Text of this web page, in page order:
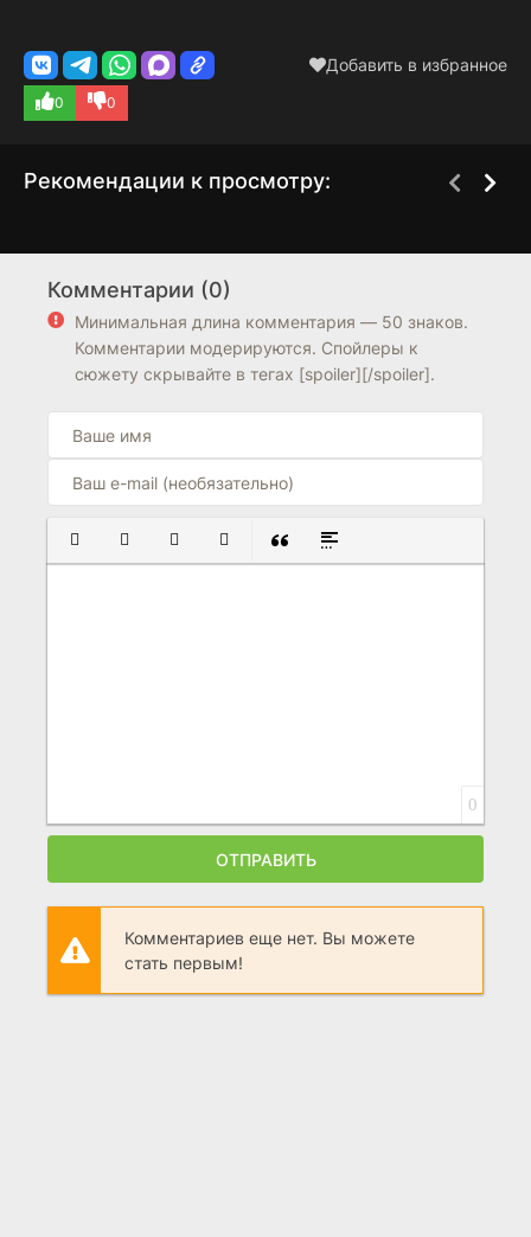
Добавить в избранное
0 0
Рекомендации к просмотру:
0 7.0
8.4
Комментарии (0)
Минимальная длина комментария — 50 знаков.
Комментарии модерируются. Спойлеры к
сюжету скрывайте в тегах [spoiler][/spoiler].
ПОЛУЖИРНЫЙ
КУРСИВПОДЧЕРКНУТЫЙ
ЗАЧЕРКНУТЫЙ
ВСТАВКА ЦИТАТЫ
ВСТАВКА СПОЙЛЕРА
0
ОТПРАВИТЬ
Комментариев еще нет. Вы можете
стать первым!